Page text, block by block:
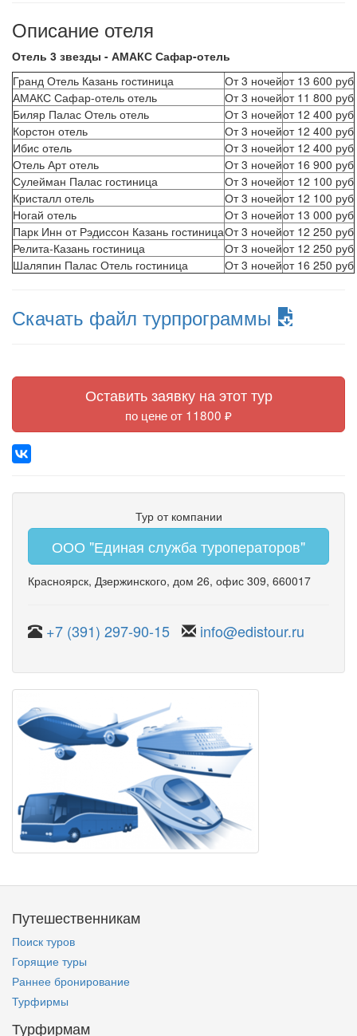
Описание отеля
Отель 3 звезды - АМАКС Сафар-отель
Гранд Отель Казань гостиница
От 3 ночейот 13 600 руб
АМАКС Сафар-отель отель
От 3 ночейот 11 800 руб
Биляр Палас Отель отель
От 3 ночейот 12 400 руб
Корстон отель
От 3 ночейот 12 400 руб
Ибис отель
От 3 ночейот 12 400 руб
Отель Арт отель
От 3 ночейот 16 900 руб
Сулейман Палас гостиница
От 3 ночейот 12 100 руб
Кристалл отель
От 3 ночейот 12 100 руб
Ногай отель
От 3 ночейот 13 000 руб
Парк Инн от Рэдиссон Казань гостиницаОт 3 ночейот 12 250 руб
Релита-Казань гостиница
От 3 ночейот 12 250 руб
Шаляпин Палас Отель гостиница
От 3 ночейот 16 250 руб
Скачать файл турпрограммы
Оставить заявку на этот тур
по цене от 11800 ₽
Тур от компании
ООО "Единая служба туроператоров"
Красноярск, Дзержинского, дом 26, офис 309, 660017
+7 (391) 297-90-15 info@edistour.ru
Путешественникам
Поиск туров
Горящие туры
Раннее бронирование
Турфирмы
Турфирмам